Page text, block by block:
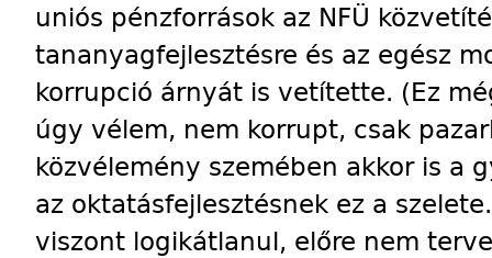
uniós pénzforrások az NFÜ
tananyagfejlesztésre és az egész
korrupció árnyát is vetítette. (Ez
úgy vélem, nem korrupt, csak
közvélemény szemében akkor is a
az oktatásfejlesztésnek ez a
viszont logikátlanul, előre nem